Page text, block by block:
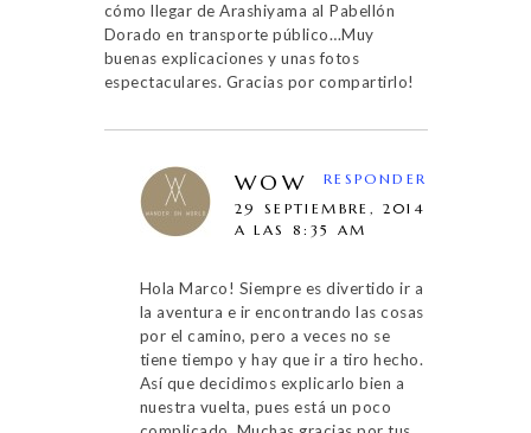
cómo llegar de Arashiyama al Pabellón
Dorado en transporte público…Muy
buenas explicaciones y unas fotos
espectaculares. Gracias por compartirlo!
WOW
29 SEPTIEMBRE, 2014
A LAS 8:35 AM
Hola Marco! Siempre es divertido ir a
la aventura e ir encontrando las cosas
por el camino, pero a veces no se
tiene tiempo y hay que ir a tiro hecho.
Así que decidimos explicarlo bien a
nuestra vuelta, pues está un poco
RESPONDER